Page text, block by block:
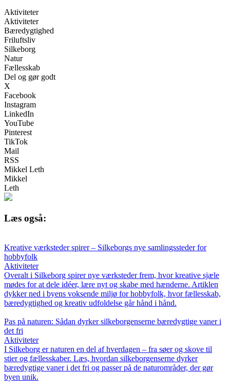
Aktiviteter
Aktiviteter
Bæredygtighed
Friluftsliv
Silkeborg
Natur
Fællesskab
Del og gør godt
X
Facebook
Instagram
LinkedIn
YouTube
Pinterest
TikTok
Mail
RSS
Mikkel Leth
Mikkel
Leth
Læs også:
Kreative værksteder spirer – Silkeborgs nye samlingssteder for
hobbyfolk
Aktiviteter
Overalt i Silkeborg spirer nye værksteder frem, hvor kreative sjæle
mødes for at dele idéer, lære nyt og skabe med hænderne. Artiklen
dykker ned i byens voksende miljø for hobbyfolk, hvor fællesskab,
bæredygtighed og kreativ udfoldelse går hånd i hånd.
Pas på naturen: Sådan dyrker silkeborgenserne bæredygtige vaner i
det fri
Aktiviteter
I Silkeborg er naturen en del af hverdagen – fra søer og skove til
stier og fællesskaber. Læs, hvordan silkeborgenserne dyrker
bæredygtige vaner i det fri og passer på de naturområder, der gør
byen unik.